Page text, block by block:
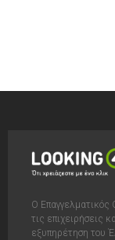
Ο Επαγγελματικός
τις επιχειρήσεις
εξυπηρέτηση του